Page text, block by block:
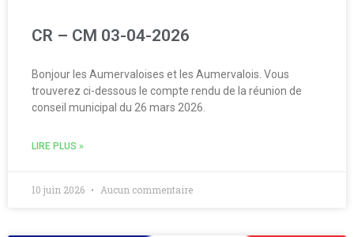
CR – CM 03-04-2026
Bonjour les Aumervaloises et les Aumervalois. Vous
trouverez ci-dessous le compte rendu de la réunion de
conseil municipal du 26 mars 2026.
LIRE PLUS »
10 juin 2026 Aucun commentaire